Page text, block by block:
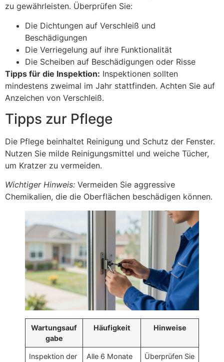
zu gewährleisten. Überprüfen Sie:
Die Dichtungen auf Verschleiß und
Beschädigungen
Die Verriegelung auf ihre Funktionalität
Die Scheiben auf Beschädigungen oder Risse
Tipps für die Inspektion: Inspektionen sollten
mindestens zweimal im Jahr stattfinden. Achten Sie auf
Anzeichen von Verschleiß.
Tipps zur Pflege
Die Pflege beinhaltet Reinigung und Schutz der Fenster.
Nutzen Sie milde Reinigungsmittel und weiche Tücher,
um Kratzer zu vermeiden.
Wichtiger Hinweis: Vermeiden Sie aggressive
Chemikalien, die die Oberflächen beschädigen können.
Wartungsauf
gabe
Häufigkeit Hinweise
Inspektion der
Alle 6 Monate
Überprüfen Sie